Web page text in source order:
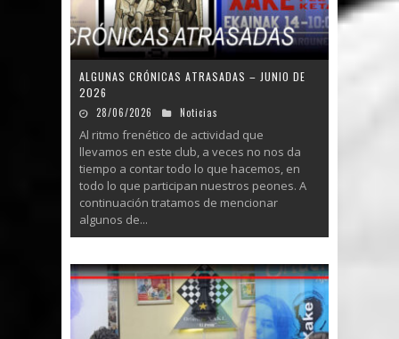
ALGUNAS CRÓNICAS ATRASADAS – JUNIO DE
2026
28/06/2026 Noticias
Al ritmo frenético de actividad que
llevamos en este club, a veces no nos da
tiempo a contar todo lo que hacemos, en
todo lo que participan nuestros peones. A
continuación tratamos de mencionar
algunos de...